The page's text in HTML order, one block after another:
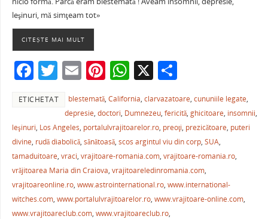
b
o
o
k
p
leşinuri, mă simţeam tot»
CITEȘTE MAI MULT
F
c
e
b
o
o
k
T
w
itt
er
E
ai
l
Pi
nt
er
e
st
W
h
at
s
A
p
p
X P
ta
je
a
ză
ETICHETAT blestemată,California,clarvazatoare,cununiile legate,
depresie,doctori, Dumnezeu,fericită,ghicitoare, insomnii,
leşinuri, Los Angeles, portalulvrajitoarelor.ro, preoţi, prezicătoare, puteri
divine, rudă diabolică, sănătoasă, scos argintul viu din corp, SUA,
tamaduitoare, vraci, vrajitoare-romania.com, vrajitoare-romania.ro,
vrăjitoarea Maria din Craiova, vrajitoareledinromania.com,
vrajitoareonline.ro, www.astrointernational.ro, www.international-
witches.com, www.portalulvrajitoarelor.ro, www.vrajitoare-online.com,
www.vrajitoareclub.com, www.vrajitoareclub.ro,